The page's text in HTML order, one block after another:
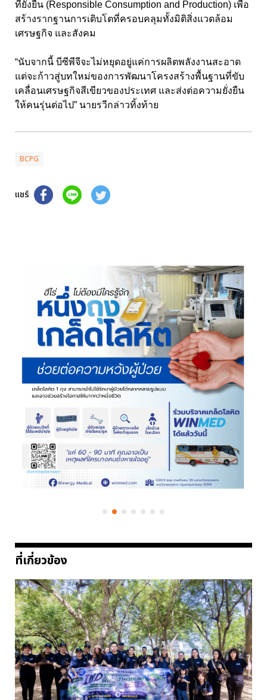
ที่ยั่งยืน (Responsible Consumption and Production) เพื่อ
สร้างรากฐานการเติบโตที่ครอบคลุมทั้งมิติสิ่งแวดล้อม
เศรษฐกิจ และสังคม
“นับจากนี้ บีซีพีจีจะไม่หยุดอยู่แค่การผลิตพลังงานสะอาด
แต่จะก้าวสู่บทใหม่ของการพัฒนาโครงสร้างพื้นฐานที่ขับ
เคลื่อนเศรษฐกิจสีเขียวของประเทศ และส่งต่อความยั่งยืน
ให้คนรุ่นต่อไป” นายรวีกล่าวทิ้งท้าย
BCPG
แชร์
ที่เกี่ยวข้อง